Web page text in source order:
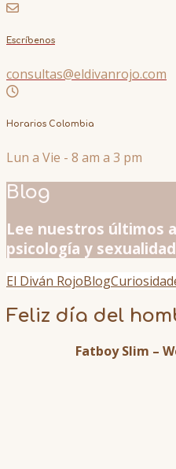
Escríbenos
consultas@eldivanrojo.com
Horarios Colombia
Lun a Vie - 8 am a 3 pm
Blog
Lee nuestros últimos
psicología y sexualidad
El Diván RojoBlog
Feliz día del
Fatboy Slim –